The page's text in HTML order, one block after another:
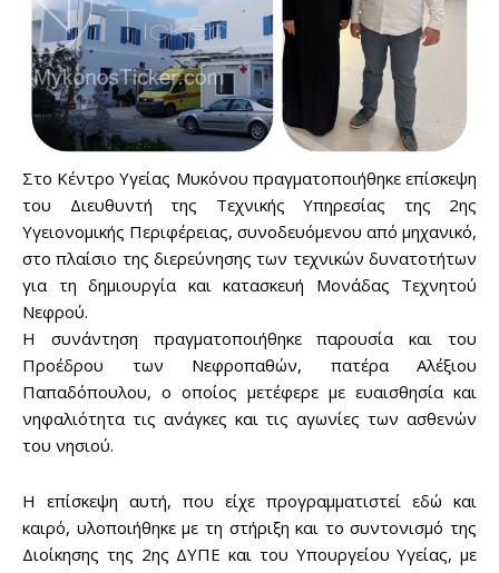
Στο Κέντρο Υγείας Μυκόνου πραγματοποιήθηκε επίσκεψη
του Διευθυντή της Τεχνικής Υπηρεσίας της 2ης
Υγειονομικής Περιφέρειας, συνοδευόμενου από μηχανικό,
στο πλαίσιο της διερεύνησης των τεχνικών δυνατοτήτων
για τη δημιουργία και κατασκευή Μονάδας Τεχνητού
Νεφρού.
Η συνάντηση πραγματοποιήθηκε παρουσία και του
Προέδρου των Νεφροπαθών, πατέρα Αλέξιου
Παπαδόπουλου, ο οποίος μετέφερε με ευαισθησία και
νηφαλιότητα τις ανάγκες και τις αγωνίες των ασθενών
του νησιού.
Η επίσκεψη αυτή, που είχε προγραμματιστεί εδώ και
καιρό, υλοποιήθηκε με τη στήριξη και το συντονισμό της
Διοίκησης της 2ης ΔΥΠΕ και του Υπουργείου Υγείας, με